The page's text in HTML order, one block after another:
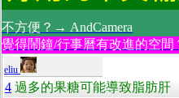
不方便？→ AndCamera
覺得鬧鐘/行事曆有改進的空
eliu
4 過多的果糖可能導致脂肪肝